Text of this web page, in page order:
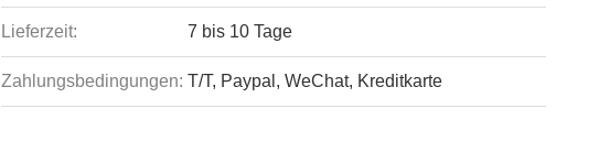
Lieferzeit: 7 bis 10 Tage
Zahlungsbedingungen: T/T, Paypal, WeChat, Kreditkarte